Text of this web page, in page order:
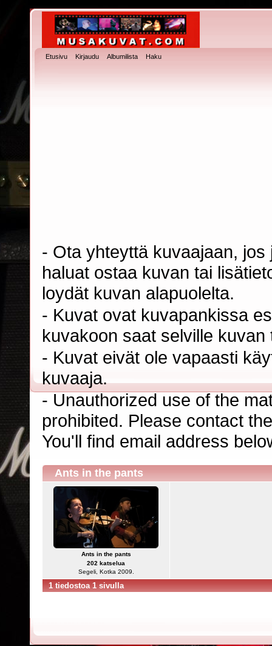
Etusivu Kirjaudu Albumilista Haku
- Ota yhteyttä kuvaajaan,
haluat ostaa kuvan tai
loydät kuvan alapuolelta.
- Kuvat ovat kuvapankissa
kuvakoon saat selville
- Kuvat eivät ole vapaasti
kuvaaja.
- Unauthorized use of the
prohibited. Please contact
You'll find email address
Ants in the pants
Ants in the pants
202 katselua
Segeli, Kotka 2009.
1 tiedostoa 1 sivulla